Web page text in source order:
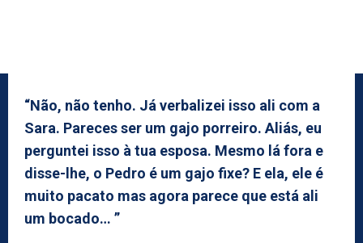
“Não, não tenho. Já verbalizei isso ali com a
Sara. Pareces ser um gajo porreiro. Aliás, eu
perguntei isso à tua esposa. Mesmo lá fora e
disse-lhe, o Pedro é um gajo fixe? E ela, ele é
muito pacato mas agora parece que está ali
um bocado… ”